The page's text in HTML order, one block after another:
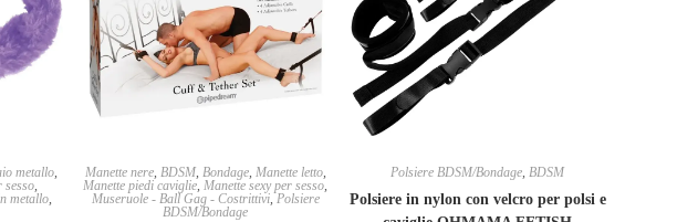
metallo,
sesso,
metallo,
Manette nere, BDSM, Bondage, Manette letto,
Manette piedi caviglie,Manette sexy per sesso,
Museruole - Ball Gag - Costrittivi, Polsiere
BDSM/Bondage
Polsiere BDSM/Bondage,BDSM
Polsiere in nylon con velcro per polsi e